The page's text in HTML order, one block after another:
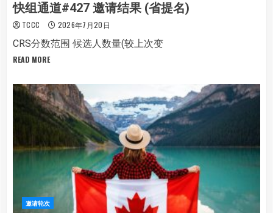
快组通道#427 邀请结果 (省提名)
TCCC 2026年7月20日
CRS分数范围 候选人数量(较上次变
READ MORE
邀请轮次